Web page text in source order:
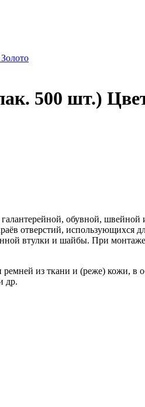
500 шт.)
обувной,
отверстий, использующихся
втулки и шайбы. При
из ткани и (реже) кожи, в
др.